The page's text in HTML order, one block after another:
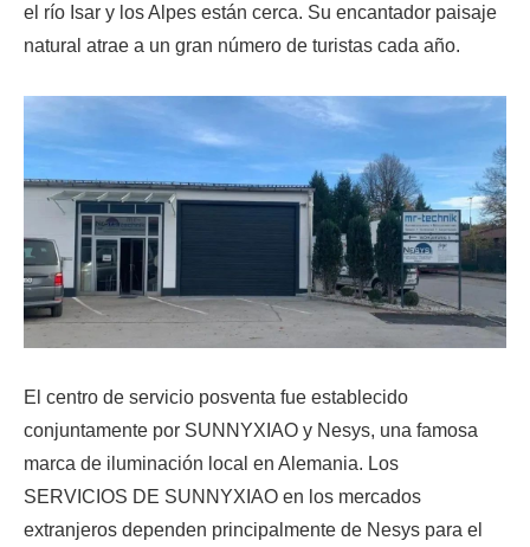
el río Isar y los Alpes están cerca. Su encantador paisaje
natural atrae a un gran número de turistas cada año.
El centro de servicio posventa fue establecido
conjuntamente por SUNNYXIAO y Nesys, una famosa
marca de iluminación local en Alemania. Los
SERVICIOS DE SUNNYXIAO en los mercados
extranjeros dependen principalmente de Nesys para el